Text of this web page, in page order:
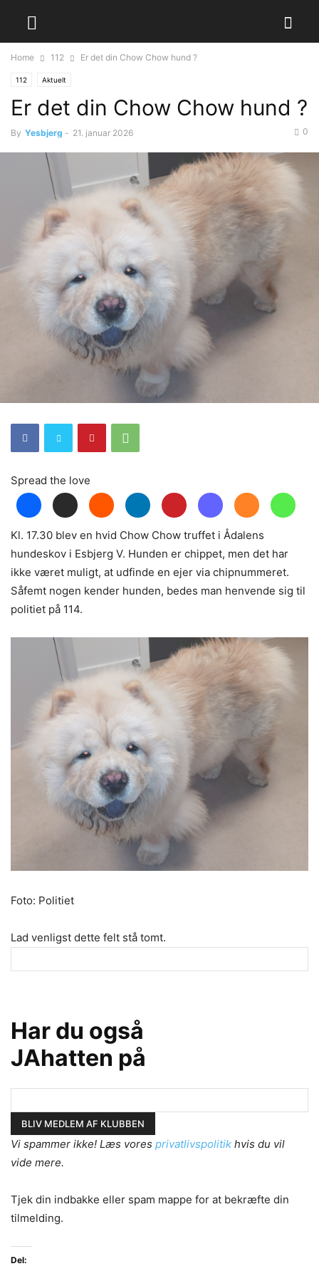
Home 112 Er det din Chow Chow hund ?
112 Aktuelt
Er det din Chow Chow hund ?
By Yesbjerg - 21. januar 2026 0
Spread the love
Kl. 17.30 blev en hvid Chow Chow truffet i Ådalens
hundeskov i Esbjerg V. Hunden er chippet, men det har
ikke været muligt, at udfinde en ejer via chipnummeret.
Såfemt nogen kender hunden, bedes man henvende sig til
politiet på 114.
Foto: Politiet
Lad venligst dette felt stå tomt.
Har du også
JAhatten på
Vi spammer ikke! Læs vores privatlivspolitik hvis du vil
vide mere.
Tjek din indbakke eller spam mappe for at bekræfte din
tilmelding.
Del: